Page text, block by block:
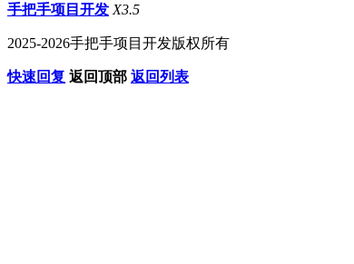
手把手项目开发 X3.5
2025-2026手把手项目开发版权所有
快速回复 返回顶部 返回列表